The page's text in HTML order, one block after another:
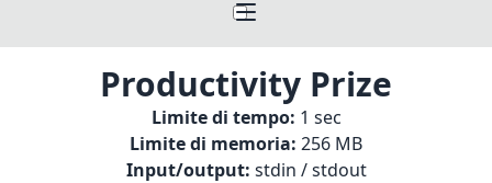
Productivity Prize
Limite di tempo: 1 sec
Limite di memoria: 256 MB
Input/output: stdin / stdout